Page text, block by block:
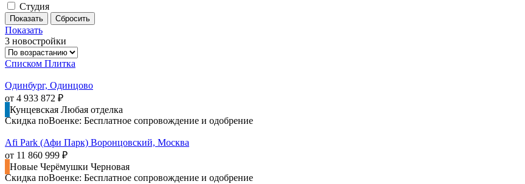
Студия
Показать
3 новостройки
Списком Плитка
Одинбург, Одинцово
от 4 933 872 ₽
Кунцевская Любая отделка
Скидка поВоенке: Бесплатное сопровождение и одобрение
Afi Park (Афи Парк) Воронцовский, Москва
от 11 860 999 ₽
Новые Черёмушки Черновая
Скидка поВоенке: Бесплатное сопровождение и одобрение